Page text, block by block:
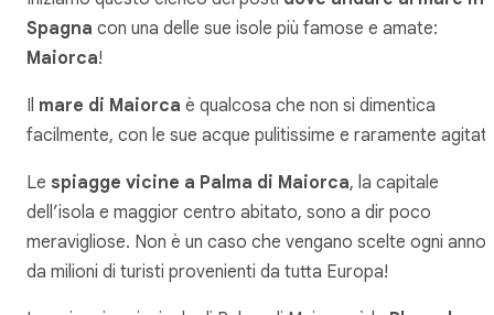
Spagna con una delle sue isole più famose e amate:
Maiorca!
Il mare di Maiorca è qualcosa che non si dimentica
facilmente, con le sue acque pulitissime e raramente
Le spiagge vicine a Palma di Maiorca, la capitale
dell’isola e maggior centro abitato, sono a dir poco
meravigliose. Non è un caso che vengano scelte ogni anno
da milioni di turisti provenienti da tutta Europa!